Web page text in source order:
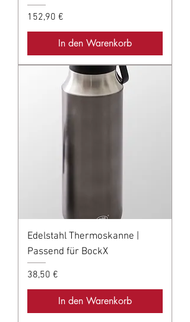
Preis
152,90 €
In den Warenkorb
Edelstahl Thermoskanne |
Passend für BockX
Preis
38,50 €
In den Warenkorb